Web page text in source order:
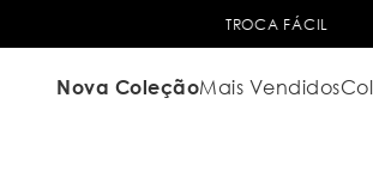
TROCA FÁCIL
Nova ColeçãoMais Vendidos